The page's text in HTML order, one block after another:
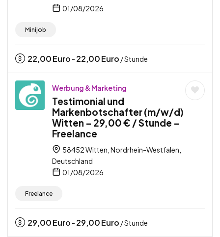
01/08/2026
Minijob
22,00Euro - 22,00Euro / Stunde
Werbung & Marketing
Testimonial und
Markenbotschafter (m/w/d)
Witten – 29,00 € / Stunde –
Freelance
58452 Witten, Nordrhein-Westfalen,
Deutschland
01/08/2026
Freelance
29,00Euro - 29,00Euro / Stunde